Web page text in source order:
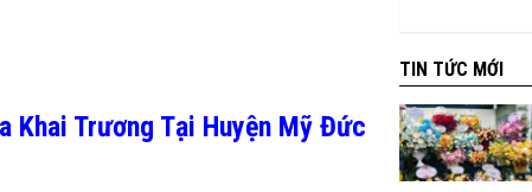
Khai Trương Tại Huyện Mỹ Đức
TIN TỨC MỚI